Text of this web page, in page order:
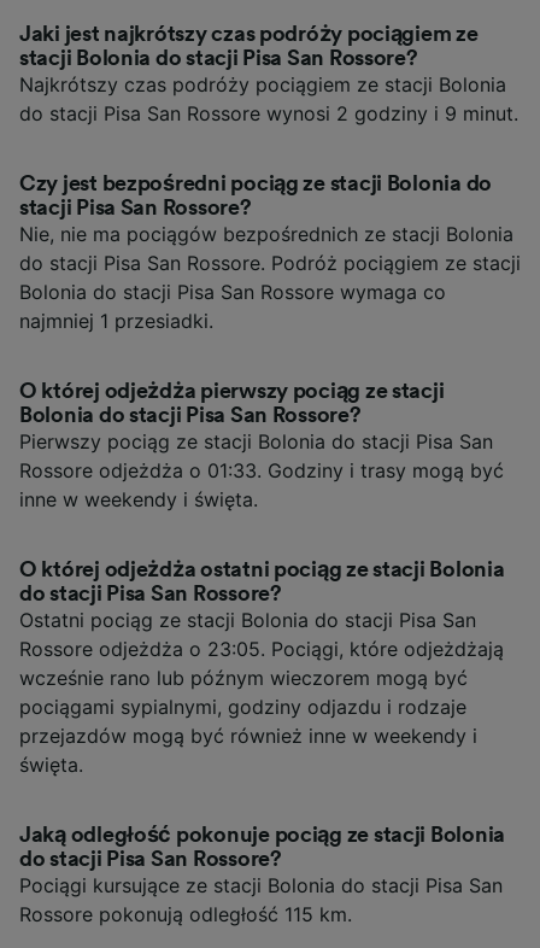
Jaki jest najkrótszy czas podróży pociągiem ze
stacji Bolonia do stacji Pisa San Rossore?
Najkrótszy czas podróży pociągiem ze stacji Bolonia
do stacji Pisa San Rossore wynosi 2 godziny i 9 minut.
Czy jest bezpośredni pociąg ze stacji Bolonia do
stacji Pisa San Rossore?
Nie, nie ma pociągów bezpośrednich ze stacji Bolonia
do stacji Pisa San Rossore. Podróż pociągiem ze stacji
Bolonia do stacji Pisa San Rossore wymaga co
najmniej 1 przesiadki.
O której odjeżdża pierwszy pociąg ze stacji
Bolonia do stacji Pisa San Rossore?
Pierwszy pociąg ze stacji Bolonia do stacji Pisa San
Rossore odjeżdża o 01:33. Godziny i trasy mogą być
inne w weekendy i święta.
O której odjeżdża ostatni pociąg ze stacji Bolonia
do stacji Pisa San Rossore?
Ostatni pociąg ze stacji Bolonia do stacji Pisa San
Rossore odjeżdża o 23:05. Pociągi, które odjeżdżają
wcześnie rano lub późnym wieczorem mogą być
pociągami sypialnymi, godziny odjazdu i rodzaje
przejazdów mogą być również inne w weekendy i
święta.
Jaką odległość pokonuje pociąg ze stacji Bolonia
do stacji Pisa San Rossore?
Pociągi kursujące ze stacji Bolonia do stacji Pisa San
Rossore pokonują odległość 115 km.